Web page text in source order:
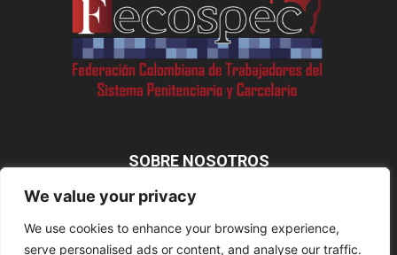
We value your privacy
We use cookies to enhance your browsing experience,
serve personalised ads or content, and analyse our traffic.
SOBRE NOSOTROS
SÍGUENOS